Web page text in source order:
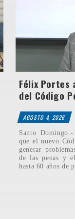
Félix Portes
del Código
AGOSTO 4, 2026
Santo
que el nuevo
generar
de las penas y
hasta 60 años